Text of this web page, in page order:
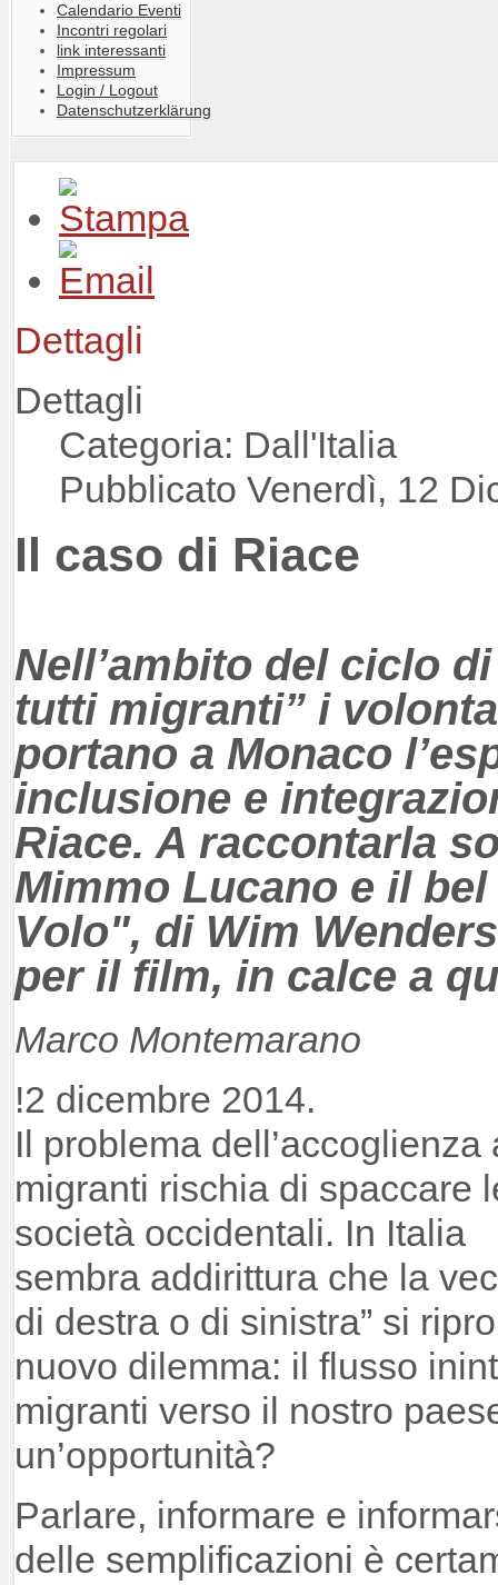
Calendario Eventi
Incontri regolari
link interessanti
Impressum
Login / Logout
Datenschutzerklärung
Dettagli
Dettagli
Categoria: Dall'Italia
Pubblicato Venerdì, 12
Il caso di Riace
Nell’ambito del ciclo
tutti migranti” i
portano a Monaco
inclusione e
Riace. A raccontarla
Mimmo Lucano e il
Volo", di Wim
per il film, in calce a
Marco Montemarano
!2 dicembre 2014.
Il problema dell’accoglienza
migranti rischia di spaccare
società occidentali. In Italia
sembra addirittura che la
di destra o di sinistra” si
nuovo dilemma: il flusso
migranti verso il nostro
un’opportunità?
Parlare, informare e
delle semplificazioni è